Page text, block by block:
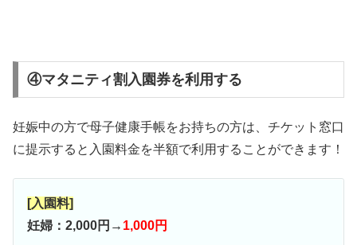
④マタニティ割入園券を利用する
妊娠中の方で母子健康手帳をお持ちの方は、チケット窓口
に提示すると入園料金を半額で利用することができます！
[入園料]
妊婦：2,000円→ 1,000円